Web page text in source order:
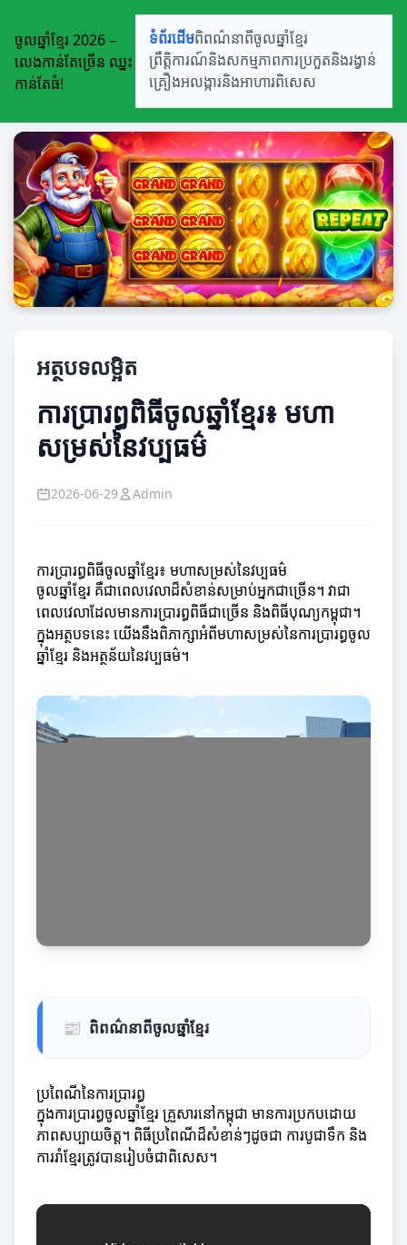
ចូលឆ្នាំខ្មែរ 2026 –
លេងកាន់តែច្រើន ឈ្នះ
កាន់តែធំ!
ទំព័រដើមពិពណ៌នាពីចូលឆ្នាំខ្មែរ
ព្រឹត្តិការណ៍និងសកម្មភាពការប្រកួតនិងរង្វាន់
គ្រឿងអលង្ការនិងអាហារពិសេស
អត្ថបទលម្អិត
ការប្រារព្ធពិធីចូលឆ្នាំខ្មែរ៖ មហា
សម្រស់នៃវប្បធម៌
2026-06-29 Admin
ការប្រារព្ធពិធីចូលឆ្នាំខ្មែរ៖ មហាសម្រស់នៃវប្បធម៌
ចូលឆ្នាំខ្មែរ គឺជាពេលវេលាដ៏សំខាន់សម្រាប់អ្នកជាច្រើន។ វាជា
ពេលវេលាដែលមានការប្រារព្ធពិធីជាច្រើន និងពិធីបុណ្យកម្ពុជា។
ក្នុងអត្ថបទនេះ យើងនឹងពិភាក្សាអំពីមហាសម្រស់នៃការប្រារព្ធចូល
ឆ្នាំខ្មែរ និងអត្ថន័យនៃវប្បធម៌។
📰 ពិពណ៌នាពីចូលឆ្នាំខ្មែរ
ប្រពៃណីនៃការប្រារព្ធ
ក្នុងការប្រារព្ធចូលឆ្នាំខ្មែរ គ្រួសារនៅកម្ពុជា មានការ​ប្រកបដោយ
ភាពសប្បាយចិត្ត។ ពិធីប្រពៃណីដ៏សំខាន់ៗដូចជា ការបូជាទឹក និង
ការរាំខ្មែរត្រូវបានរៀបចំជាពិសេស។